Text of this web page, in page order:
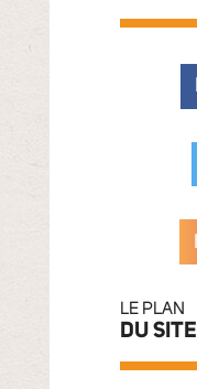
LE PLAN
DU SITE